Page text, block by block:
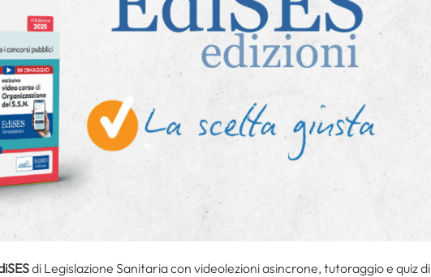
di Legislazione Sanitaria con videolezioni asincrone, tutoraggio e quiz di